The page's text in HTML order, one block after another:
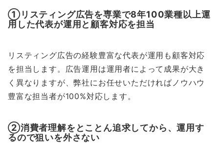
①リスティング広告を専業で8年100業種以上運
用した代表が運用と顧客対応を担当
リスティング広告の経験豊富な代表が運用も顧客対応
を担当します。広告運用は運用者によって成果が大き
く異なりますが、弊社にお任せいただければノウハウ
豊富な担当者が100%対応します。
②消費者理解をとことん追求してから、運用す
るので狙いを外さない